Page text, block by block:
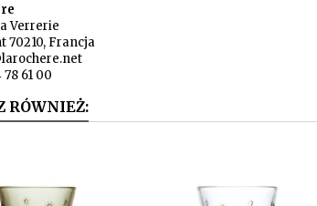
Verrerie
70210, Francja
78 61 00
RÓWNIEŻ: